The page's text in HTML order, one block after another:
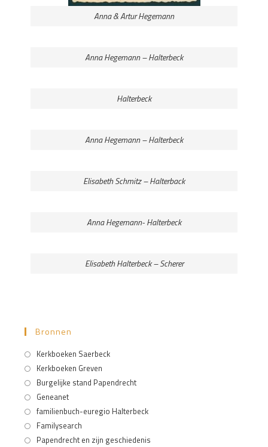
Anna & Artur Hegemann
Anna Hegemann – Halterbeck
Halterbeck
Anna Hegemann – Halterbeck
Elisabeth Schmitz – Halterback
Anna Hegemann- Halterbeck
Elisabeth Halterbeck – Scherer
Bronnen
Kerkboeken Saerbeck
Kerkboeken Greven
Burgelijke stand Papendrecht
Geneanet
familienbuch-euregio Halterbeck
Familysearch
Papendrecht en zijn geschiedenis